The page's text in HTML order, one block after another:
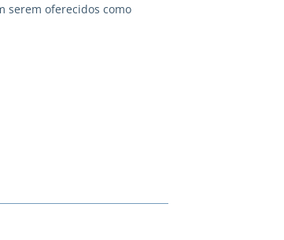
serem oferecidos como